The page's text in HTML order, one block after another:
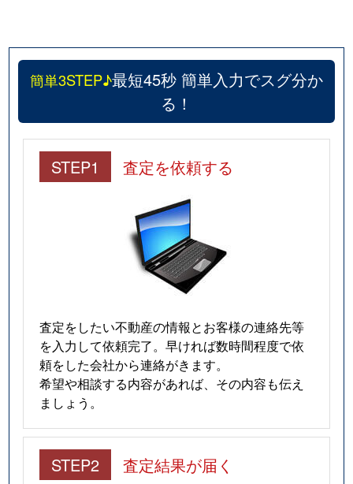
若松台
1,500万円 都賀
徒歩45分
若松町
870万円 都賀
徒歩16分
若松町
36,000万円 都賀
徒歩19分
若松町
1,200万円 都賀
300万円 都賀
2,300万円 都賀
簡単3STEP♪最短45秒 簡単入力でスグ分か
る！
STEP1 査定を依頼する
査定をしたい不動産の情報とお客様の連絡先等
を入力して依頼完了。早ければ数時間程度で依
頼をした会社から連絡がきます。
希望や相談する内容があれば、その内容も伝え
ましょう。
STEP2 査定結果が届く